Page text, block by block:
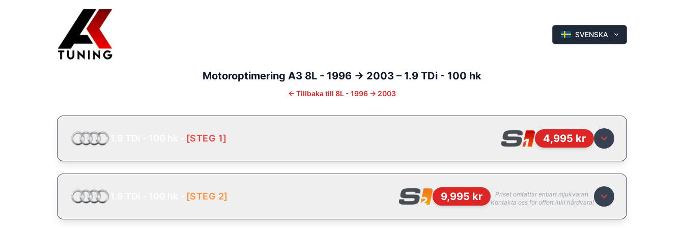
SVENSKA
Motoroptimering A3 8L - 1996 -> 2003 – 1.9 TDi - 100 hk
← Tillbaka till 8L - 1996 -> 2003
[STEG 1] 4,995 kr
[STEG 2] 9,995 kr
Priset omfattar enbart mjukvaran.
Kontakta oss för offert inkl hårdvara!